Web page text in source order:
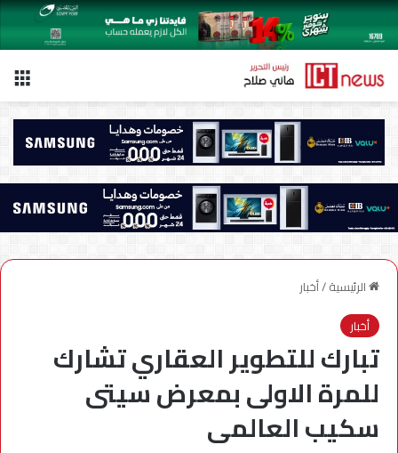
الرئيسية/أخبار
أخبار
تبارك للتطوير العقاري تشارك
للمرة الاولى بمعرض سيتى
سكيب العالمى